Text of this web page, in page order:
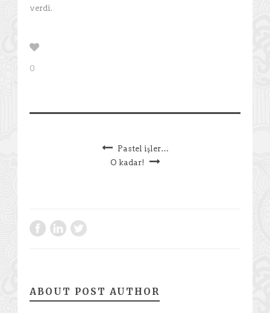
verdi.
0
Pastel işler…
O kadar!
ABOUT POST AUTHOR